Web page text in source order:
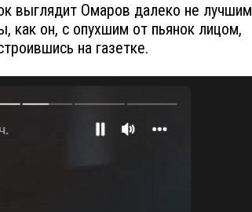
выглядит Омаров далеко не лучшим
как он, с опухшим от пьянок лицом,
на газетке.